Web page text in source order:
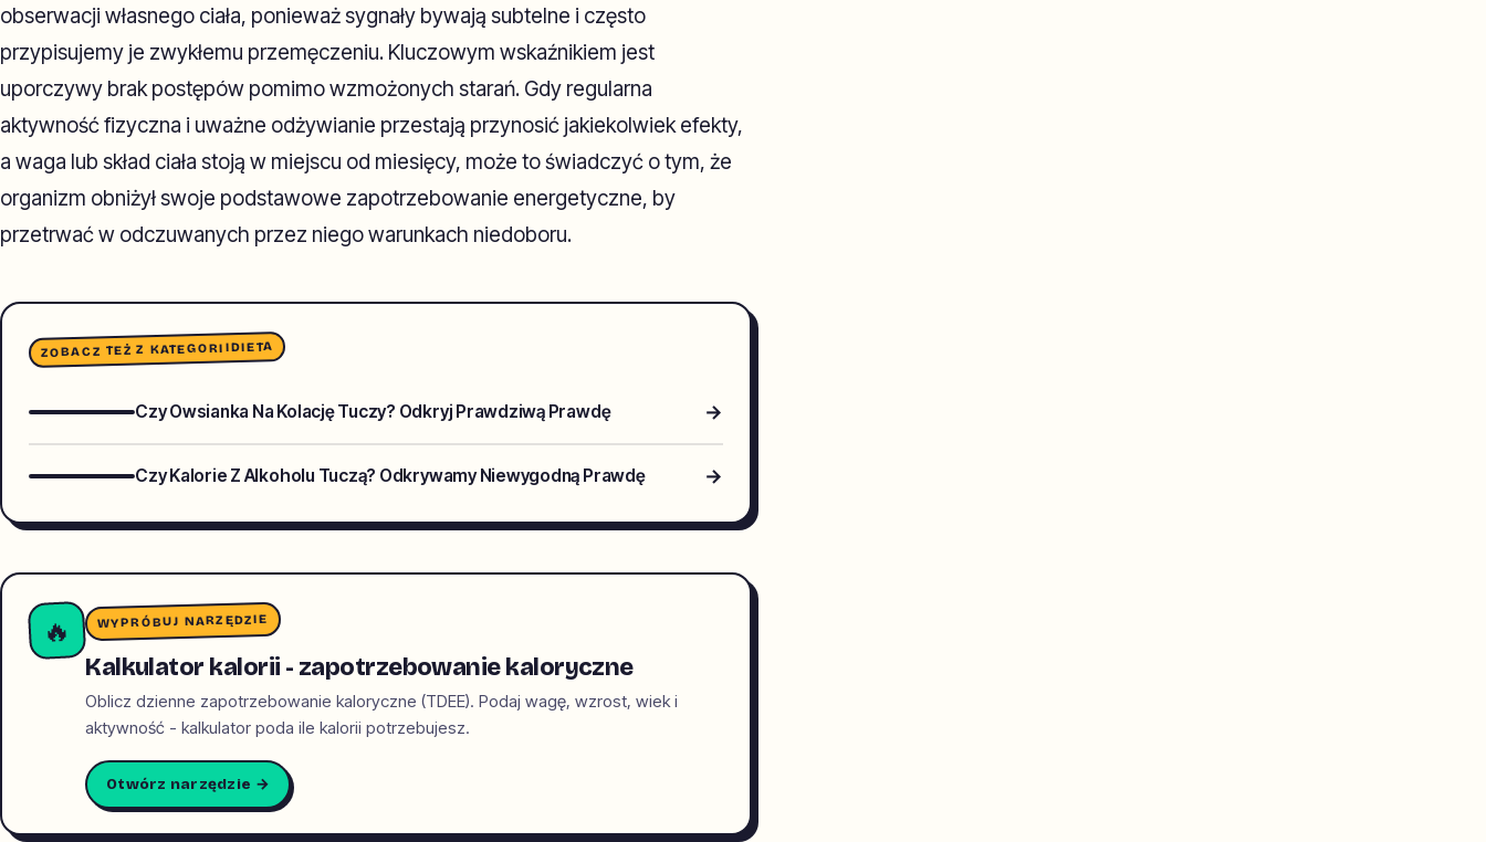
obserwacji własnego ciała, ponieważ sygnały bywają subtelne i często
przypisujemy je zwykłemu przemęczeniu. Kluczowym wskaźnikiem jest
uporczywy brak postępów pomimo wzmożonych starań. Gdy regularna
aktywność fizyczna i uważne odżywianie przestają przynosić jakiekolwiek efekty,
a waga lub skład ciała stoją w miejscu od miesięcy, może to świadczyć o tym, że
organizm obniżył swoje podstawowe zapotrzebowanie energetyczne, by
przetrwać w odczuwanych przez niego warunkach niedoboru.
ZOBACZ TEŻ Z KATEGORIIDIETA
Czy Owsianka Na Kolację Tuczy? Odkryj Prawdziwą Prawdę →
Czy Kalorie Z Alkoholu Tuczą? Odkrywamy Niewygodną Prawdę →
🔥 WYPRÓBUJ NARZĘDZIE
Kalkulator kalorii - zapotrzebowanie kaloryczne
Oblicz dzienne zapotrzebowanie kaloryczne (TDEE). Podaj wagę, wzrost, wiek i
aktywność - kalkulator poda ile kalorii potrzebujesz.
Otwórz narzędzie →